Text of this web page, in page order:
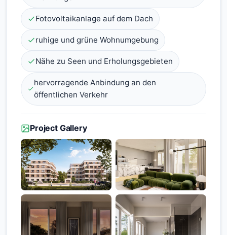
Fotovoltaikanlage auf dem Dach
ruhige und grüne Wohnumgebung
Nähe zu Seen und Erholungsgebieten
hervorragende Anbindung an den
öffentlichen Verkehr
Project Gallery